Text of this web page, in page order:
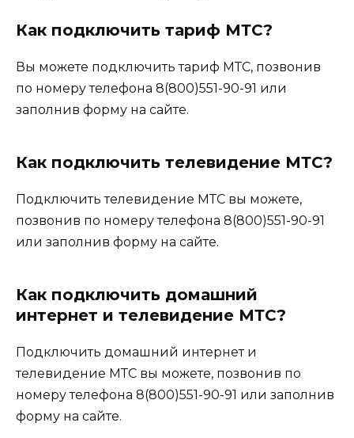
Как подключить тариф МТС?
Вы можете подключить тариф МТС, позвонив
по номеру телефона 8(800)551-90-91 или
заполнив форму на сайте.
Как подключить телевидение МТС?
Подключить телевидение МТС вы можете,
позвонив по номеру телефона 8(800)551-90-91
или заполнив форму на сайте.
Как подключить домашний
интернет и телевидение МТС?
Подключить домашний интернет и
телевидение МТС вы можете, позвонив по
номеру телефона 8(800)551-90-91 или заполнив
форму на сайте.